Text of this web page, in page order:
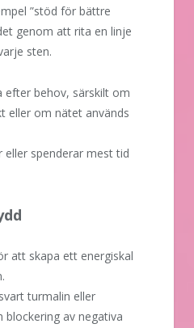
”stöd för bättre
genom att rita en linje
sten.
efter behov, särskilt om
eller om nätet används
eller spenderar mest tid
att skapa ett energiskal
turmalin eller
av negativa